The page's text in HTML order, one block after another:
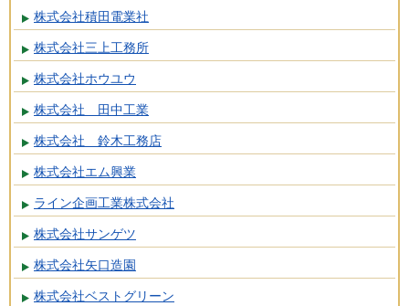
株式会社積田電業社
株式会社三上工務所
株式会社ホウユウ
株式会社 田中工業
株式会社 鈴木工務店
株式会社エム興業
ライン企画工業株式会社
株式会社サンゲツ
株式会社矢口造園
株式会社ベストグリーン